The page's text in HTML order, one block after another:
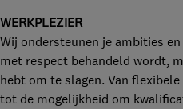
WERKPLEZIER
Wij ondersteunen je ambities
met respect behandeld wordt,
hebt om te slagen. Van
tot de mogelijkheid om